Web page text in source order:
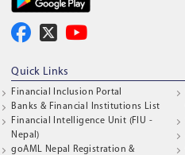
Quick Links
Financial Inclusion Portal
Banks & Financial Institutions List
Financial Intelligence Unit (FIU -
Nepal)
goAML Nepal Registration &